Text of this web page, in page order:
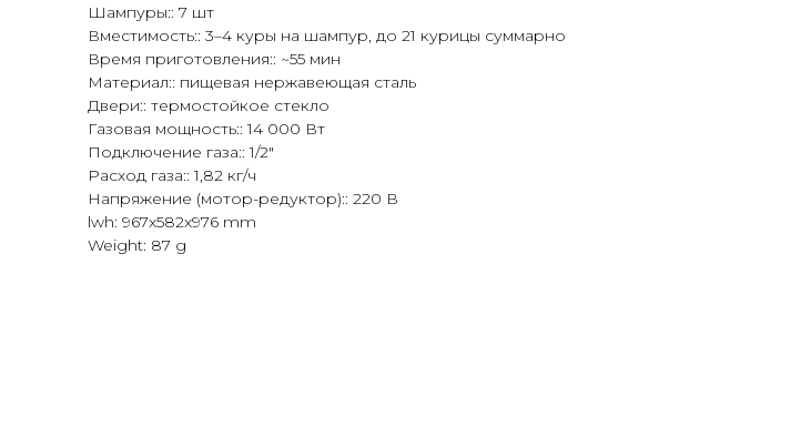
Шампуры:: 7 шт
Вместимость:: 3–4 куры на шампур, до 21 курицы суммарно
Время приготовления:: ~55 мин
Материал:: пищевая нержавеющая сталь
Двери:: термостойкое стекло
Газовая мощность:: 14 000 Вт
Подключение газа:: 1/2"
Расход газа:: 1,82 кг/ч
Напряжение (мотор-редуктор):: 220 В
lwh: 967x582x976 mm
Weight: 87 g